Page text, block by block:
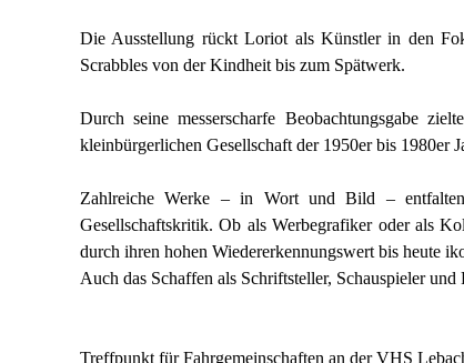
Die Ausstellung rückt Loriot als Künstler in den
Scrabbles von der Kindheit bis zum Spätwerk.
Durch seine messerscharfe Beobachtungsgabe
kleinbürgerlichen Gesellschaft der 1950er bis 1980er
Zahlreiche Werke – in Wort und Bild –
Gesellschaftskritik. Ob als Werbegrafiker oder als
durch ihren hohen Wiedererkennungswert bis heute
Auch das Schaffen als Schriftsteller, Schauspieler
Treffpunkt für Fahrgemeinschaften an der VHS